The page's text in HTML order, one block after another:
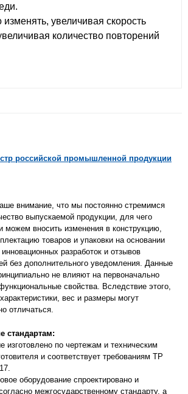
изменять, увеличивая скорость
количество повторений
российской промышленной продукции
внимание, что мы постоянно стремимся
выпускаемой продукции, для чего
можем вносить изменения в конструкцию,
товаров и упаковки на основании
разработок и отзывов
без дополнительного уведомления. Данные
не влияют на первоначально
свойства. Вследствие этого,
вес и размеры могут
отличаться.
стандартам:
изготовлено по чертежам и техническим
и соответствует требованиям ТР
оборудование спроектировано и
межгосударственному стандарту, а